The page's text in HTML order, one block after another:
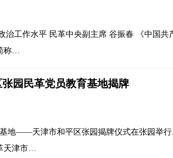
治工作水平 民革中央副主席 谷振春 《中国共
称…
园民革党员教育基地揭牌
地——天津市和平区张园揭牌仪式在张园举
天津市…